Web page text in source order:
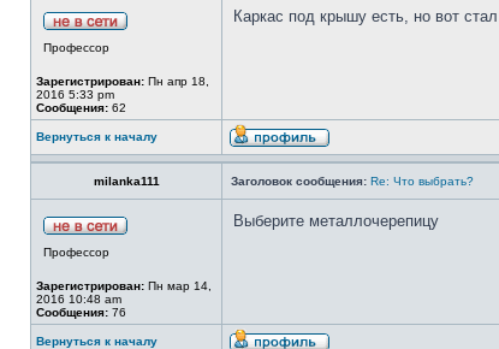
Профессор
Зарегистрирован: Пн апр 18,
2016 5:33 pm
Сообщения: 62
Каркас под крышу есть, но вот
Вернуться к началу
milanka111 Заголовок сообщения: Re: Что выбрать?
Профессор
Зарегистрирован: Пн мар 14,
2016 10:48 am
Сообщения: 76
Выберите металлочерепицу
Вернуться к началу